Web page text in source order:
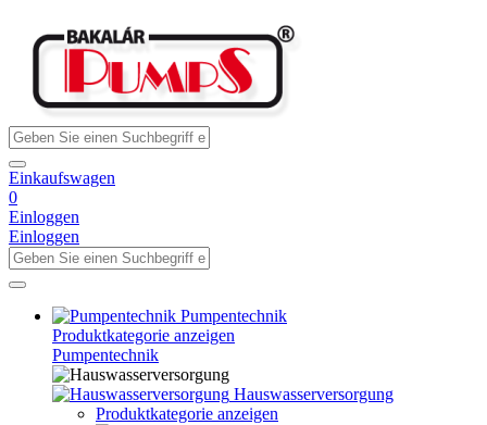
Einkaufswagen
0
Einloggen
Einloggen
Pumpentechnik
Produktkategorie anzeigen
Pumpentechnik
Hauswasserversorgung
Produktkategorie anzeigen